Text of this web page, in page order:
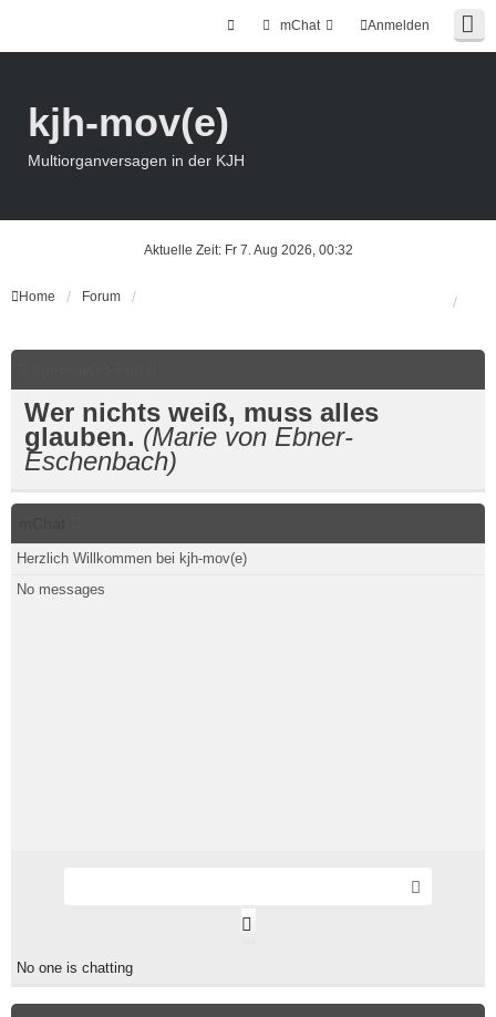
Anmelden
mChat
kjh-mov(e)
Multiorganversagen in der KJH
Aktuelle Zeit: Fr 7. Aug 2026, 00:32
Home Forum
Wer nichts weiß, muss alles
glauben. (Marie von Ebner-
Eschenbach)
Herzlich Willkommen bei kjh-mov(e)
No messages
l
i
No one is chatting